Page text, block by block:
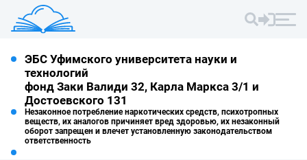
ЭБС Уфимского университета науки и
технологий
фонд Заки Валиди 32, Карла Маркса 3/1 и
Достоевского 131
Незаконное потребление наркотических средств, психотропных
веществ, их аналогов причиняет вред здоровью, их незаконный
оборот запрещен и влечет установленную законодательством
ответственность